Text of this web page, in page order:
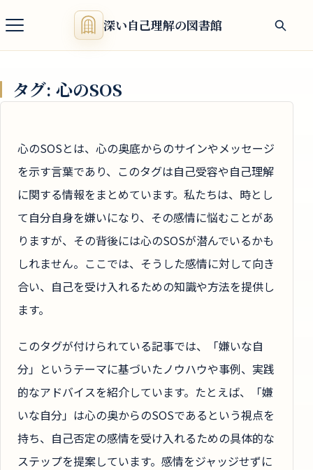
深い自己理解の図書館
タグ: 心のSOS
心のSOSとは、心の奥底からのサインやメッセージ
を示す言葉であり、このタグは自己受容や自己理解
に関する情報をまとめています。私たちは、時とし
て自分自身を嫌いになり、その感情に悩むことがあ
りますが、その背後には心のSOSが潜んでいるかも
しれません。ここでは、そうした感情に対して向き
合い、自己を受け入れるための知識や方法を提供し
ます。
このタグが付けられている記事では、「嫌いな自
分」というテーマに基づいたノウハウや事例、実践
的なアドバイスを紹介しています。たとえば、「嫌
いな自分」は心の奥からのSOSであるという視点を
持ち、自己否定の感情を受け入れるための具体的な
ステップを提案しています。感情をジャッジせずに